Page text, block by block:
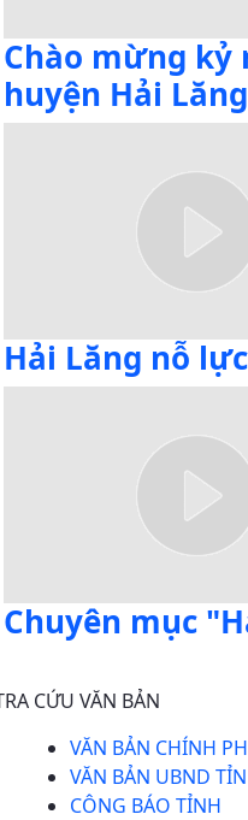
Chào mừng kỷ
huyện Hải
Hải Lăng nỗ
Chuyên mục
CỨU VĂN BẢN
VĂN BẢN CHÍNH
VĂN BẢN UBND
CÔNG BÁO TỈNH